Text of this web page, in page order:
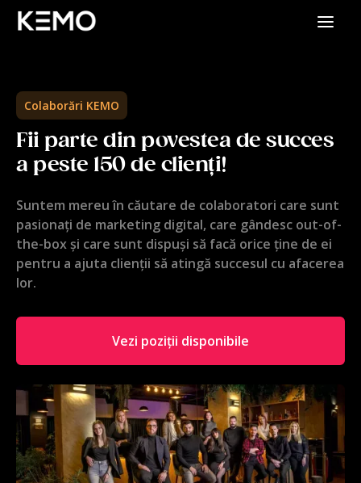
Colaborări KEMO
Fii parte din povestea de succes
a peste 150 de clienți!
Suntem mereu în căutare de colaboratori care sunt
pasionați de marketing digital, care gândesc out-of-
the-box și care sunt dispuși să facă orice ține de ei
pentru a ajuta clienții să atingă succesul cu afacerea
lor.
Vezi poziții disponibile